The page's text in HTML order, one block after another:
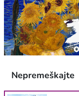
Nepremeškajte